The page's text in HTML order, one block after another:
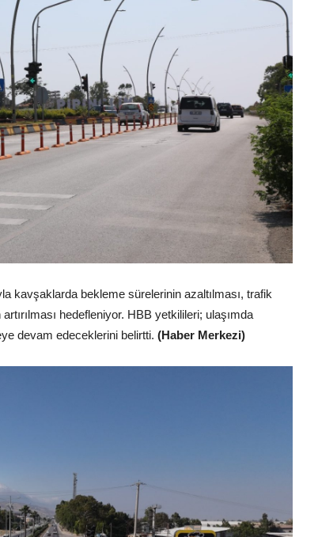
kavşaklarda bekleme sürelerinin azaltılması, trafik
hedefleniyor. HBB yetkilileri; ulaşımda
devam edeceklerini belirtti. (Haber Merkezi)